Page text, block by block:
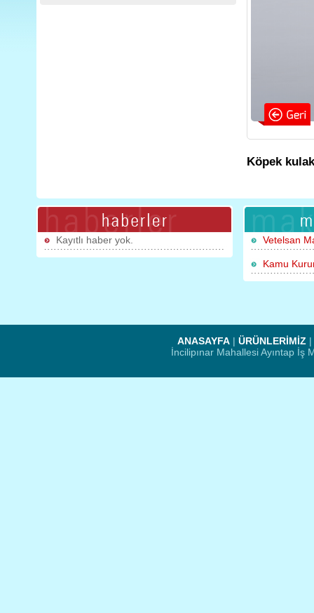
Köpek
Kayıtlı haber yok. Vetelsan
Kamu
ANASAYFA | ÜRÜNLERİMİZ |
İncilipınar Mahallesi Ayıntap İş